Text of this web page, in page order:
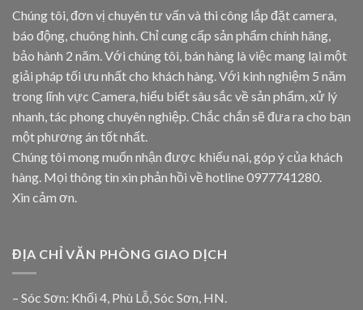
Chúng tôi, đơn vị chuyên tư vấn và thi công lắp đặt camera,
báo động, chuông hình. Chỉ cung cấp sản phẩm chính hãng,
bảo hành 2 năm. Với chúng tôi, bán hàng là việc mang lại một
giải pháp tối ưu nhất cho khách hàng. Với kinh nghiệm 5 năm
trong lĩnh vực Camera, hiểu biết sâu sắc về sản phẩm, xử lý
nhanh, tác phong chuyên nghiệp. Chắc chắn sẽ đưa ra cho bạn
một phương án tốt nhất.
Chúng tôi mong muốn nhận được khiếu nại, góp ý của khách
hàng. Mọi thông tin xin phản hồi về hotline0977741280.
Xin cảm ơn.
ĐỊA CHỈ VĂN PHÒNG GIAO DỊCH
– Sóc Sơn: Khối 4, Phù Lỗ, Sóc Sơn, HN.